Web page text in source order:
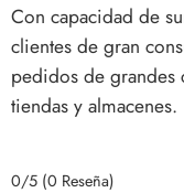
Con capacidad de
clientes de gran
pedidos de grandes
tiendas y almacenes.
0/5 (0 Reseña)